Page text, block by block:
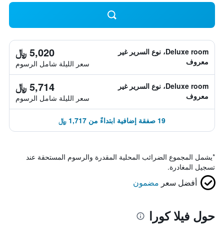
Deluxe room، نوع السرير غير
معروف
5,020 ﷼
سعر الليلة شامل الرسوم
Deluxe room، نوع السرير غير
معروف
5,714 ﷼
سعر الليلة شامل الرسوم
19 صفقة إضافية ابتداءً من 1,717 ﷼
*يشمل المجموع الضرائب المحلية المقدرة والرسوم المستحقة عند
تسجيل المغادرة.
أفضل سعر مضمون
حول فيلا كورا